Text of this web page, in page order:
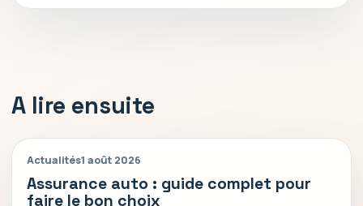
A lire ensuite
Actualités1 août 2026
Assurance auto : guide complet pour
faire le bon choix